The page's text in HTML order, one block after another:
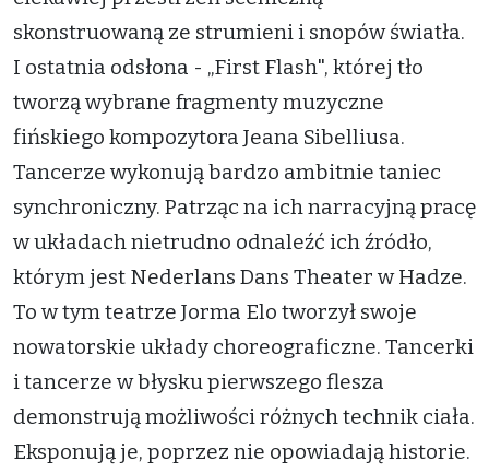
skonstruowaną ze strumieni i snopów światła.
I ostatnia odsłona - „First Flash", której tło
tworzą wybrane fragmenty muzyczne
fińskiego kompozytora Jeana Sibelliusa.
Tancerze wykonują bardzo ambitnie taniec
synchroniczny. Patrząc na ich narracyjną pracę
w układach nietrudno odnaleźć ich źródło,
którym jest Nederlans Dans Theater w Hadze.
To w tym teatrze Jorma Elo tworzył swoje
nowatorskie układy choreograficzne. Tancerki
i tancerze w błysku pierwszego flesza
demonstrują możliwości różnych technik ciała.
Eksponują je, poprzez nie opowiadają historie.